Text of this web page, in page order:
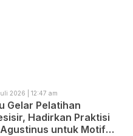
2026 | 12:47 am
Gelar Pelatihan
Hadirkan Praktisi
untuk Motif